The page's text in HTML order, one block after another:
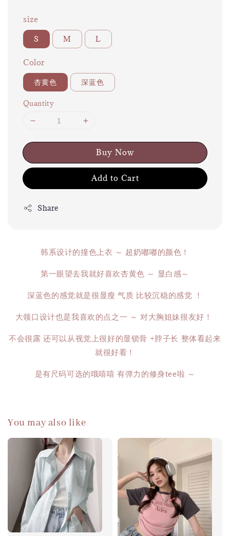
size
S M L
Color
杏黄色 深蓝色
Quantity
Buy Now
Add to Cart
Share
韩系设计的撞色上衣 ～ 超奶嘟嘟的颜色！
第一眼望去我就好喜欢杏黄色 ～ 显白感～
深蓝色的感觉就是很显瘦 气质 比较沉稳的感觉 ！
大领口设计也是我喜欢的点之一 ～ 对大胸姐妹很友好！
不会很露 还可以从视觉上很好的显锁骨 +脖子长 整体看起来
就很好看！
是有尺码可选的哦嘻嘻 有弹力的修身tee啦 ～
You may also like